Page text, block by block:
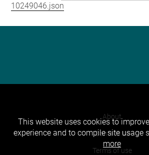
10249046.json
About
Contact Us
Terms of use
This website uses cookies to
experience and to compile site usage
more